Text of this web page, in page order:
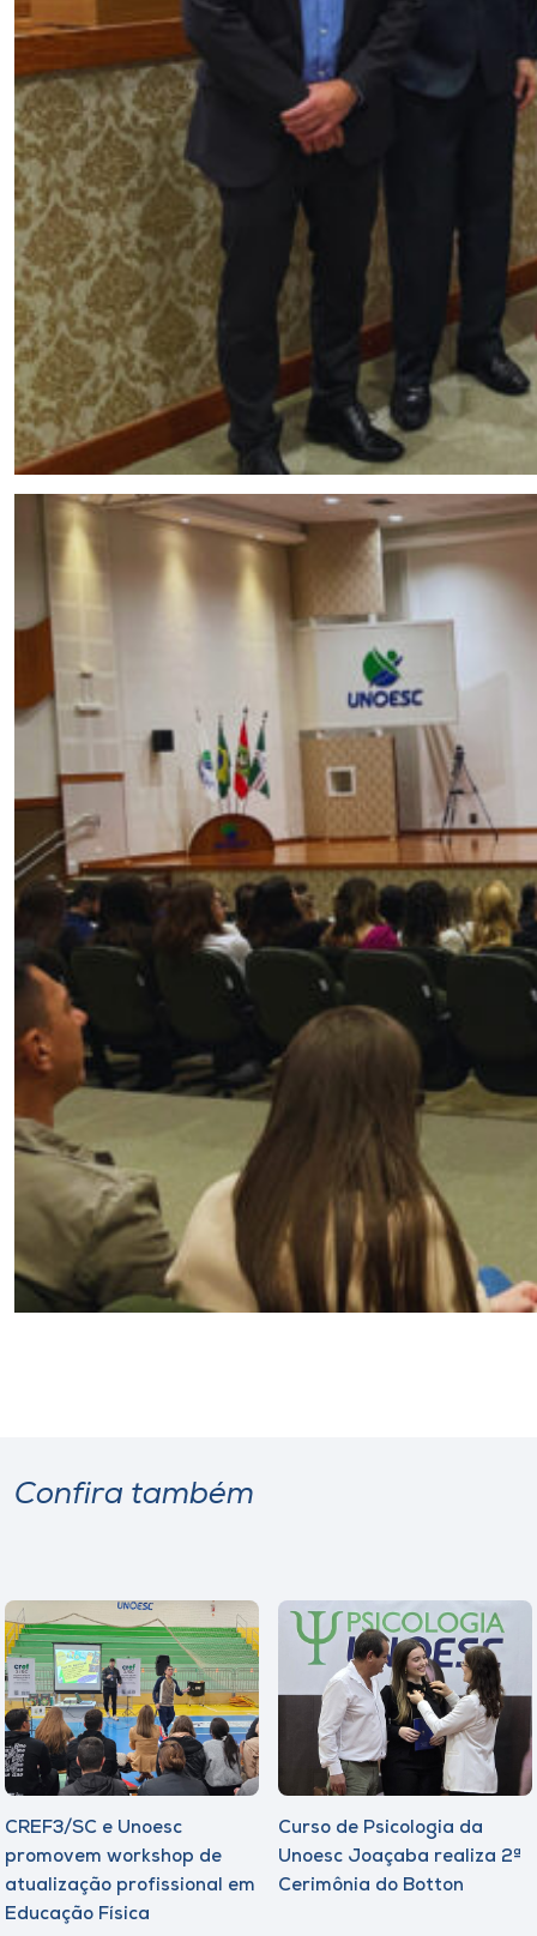
Confira também
CREF3/SC e Unoesc
promovem workshop de
atualização profissional em
Educação Física
Curso de Psicologia da
Unoesc Joaçaba realiza 2ª
Cerimônia do Botton